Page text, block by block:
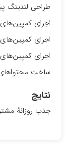
طراحی لندینگ
اجرای کمپین‌های
اجرای
اجرای
ساخت محتواهای
نتایج
جذب روزانهٔ